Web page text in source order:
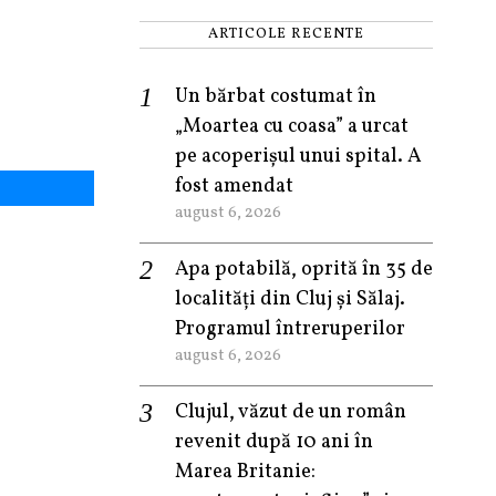
ARTICOLE RECENTE
Un bărbat costumat în
„Moartea cu coasa” a urcat
pe acoperișul unui spital. A
fost amendat
august 6, 2026
Apa potabilă, oprită în 35 de
localități din Cluj și Sălaj.
Programul întreruperilor
august 6, 2026
Clujul, văzut de un român
revenit după 10 ani în
Marea Britanie: